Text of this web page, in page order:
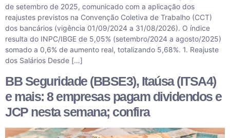
de setembro de 2025, comunicado com a aplicação dos
reajustes previstos na Convenção Coletiva de Trabalho (CCT)
dos bancários (vigência 01/09/2024 a 31/08/2026). O índice
resulta do INPC/IBGE de 5,05% (setembro/2024 a agosto/2025)
somado a 0,6% de aumento real, totalizando 5,68%. 1. Reajuste
dos Salários Desde […]
BB Seguridade (BBSE3), Itaúsa (ITSA4)
e mais: 8 empresas pagam dividendos e
JCP nesta semana; confira